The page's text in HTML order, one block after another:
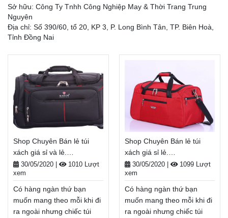
Sở hữu: Công Ty Tnhh Công Nghiệp May & Thời Trang Trung
Nguyên
Địa chỉ: Số 390/60, tổ 20, KP 3, P. Long Bình Tân, TP. Biên Hoà,
Tỉnh Đồng Nai
Shop Chuyên Bán lẻ túi
xách giá sỉ và lẻ.
Balodep.shop|CHUYÊN
BALO-TÚI XÁCH–VALI ĐẸP
30/05/2020
1010 Lượt
xem
Có hàng ngàn thứ bạn
muốn mang theo mỗi khi đi
ra ngoài nhưng chiếc túi
Shop Chuyên Bán lẻ túi
xách giá sỉ lẻ.
Balodep.shop|CHUYÊN
BALO-TÚI XÁCH–VALI ĐẸP
30/05/2020
1099 Lượt
xem
Có hàng ngàn thứ bạn
muốn mang theo mỗi khi đi
ra ngoài nhưng chiếc túi